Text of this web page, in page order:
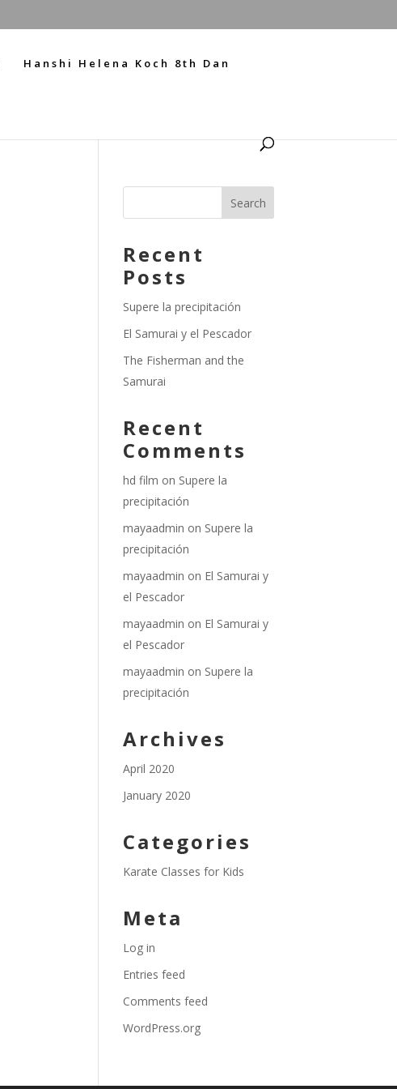
Hanshi Helena Koch 8th Dan
Recent
Posts
Supere la precipitación
El Samurai y el Pescador
The Fisherman and the
Samurai
Recent
Comments
hd film on Supere la
precipitación
mayaadmin on Supere la
precipitación
mayaadmin on El Samurai y
el Pescador
mayaadmin on El Samurai y
el Pescador
mayaadmin on Supere la
precipitación
Archives
April 2020
January 2020
Categories
Karate Classes for Kids
Meta
Log in
Entries feed
Comments feed
WordPress.org